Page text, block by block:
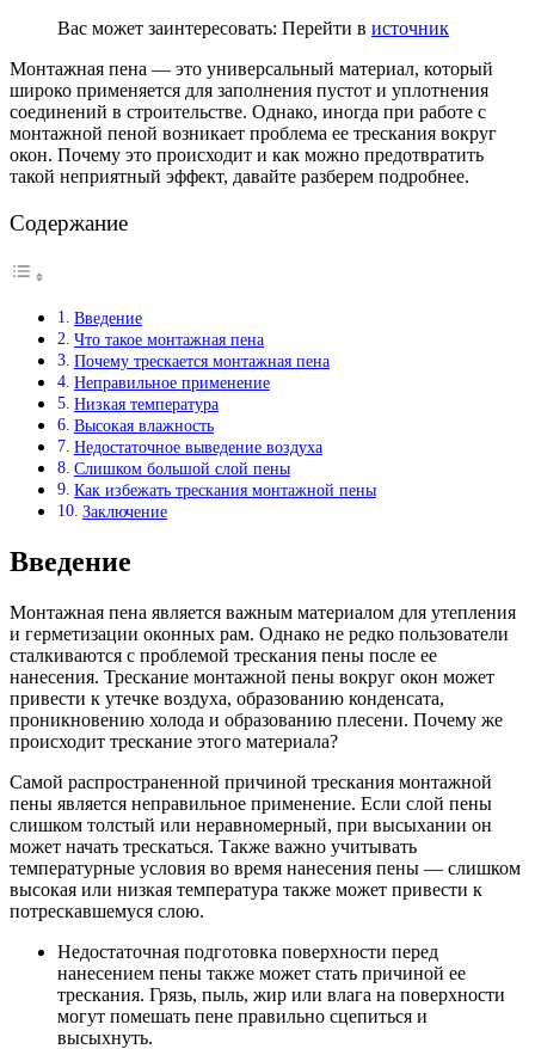
Вас может заинтересовать: Перейти в источник
Монтажная пена — это универсальный материал, который
широко применяется для заполнения пустот и уплотнения
соединений в строительстве. Однако, иногда при работе с
монтажной пеной возникает проблема ее трескания вокруг
окон. Почему это происходит и как можно предотвратить
такой неприятный эффект, давайте разберем подробнее.
Содержание
Введение
Что такое монтажная пена
Почему трескается монтажная пена
Неправильное применение
Низкая температура
Высокая влажность
Недостаточное выведение воздуха
Слишком большой слой пены
Как избежать трескания монтажной пены
Заключение
Введение
Монтажная пена является важным материалом для утепления
и герметизации оконных рам. Однако не редко пользователи
сталкиваются с проблемой трескания пены после ее
нанесения. Трескание монтажной пены вокруг окон может
привести к утечке воздуха, образованию конденсата,
проникновению холода и образованию плесени. Почему же
происходит трескание этого материала?
Самой распространенной причиной трескания монтажной
пены является неправильное применение. Если слой пены
слишком толстый или неравномерный, при высыхании он
может начать трескаться. Также важно учитывать
температурные условия во время нанесения пены — слишком
высокая или низкая температура также может привести к
потрескавшемуся слою.
Недостаточная подготовка поверхности перед
нанесением пены также может стать причиной ее
трескания. Грязь, пыль, жир или влага на поверхности
могут помешать пене правильно сцепиться и
высыхнуть.